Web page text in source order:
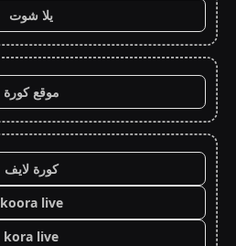
يلا شوت
موقع كورة
كورة لايف
koora live
kora live